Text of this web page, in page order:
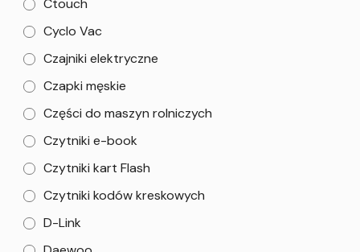
Ctouch
Cyclo Vac
Czajniki elektryczne
Czapki męskie
Części do maszyn rolniczych
Czytniki e-book
Czytniki kart Flash
Czytniki kodów kreskowych
D-Link